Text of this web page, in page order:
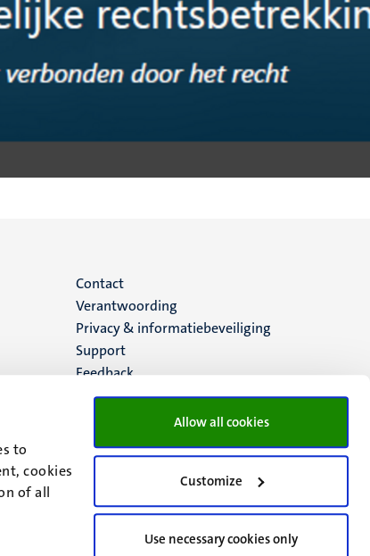
to
cookies
of all
Allow all cookies
Customize
Use necessary cookies only
Menu
footer
(NL)
Contact
Verantwoording
Privacy & informatiebeveiliging
Support
Feedback